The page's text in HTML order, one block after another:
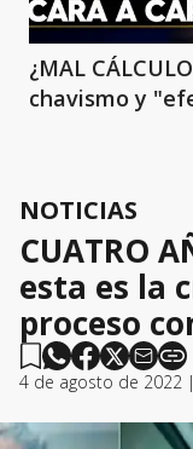
¿MAL
chavismo y
NOTICIAS
CUATRO
esta es la
proceso
4 de agosto de 2022